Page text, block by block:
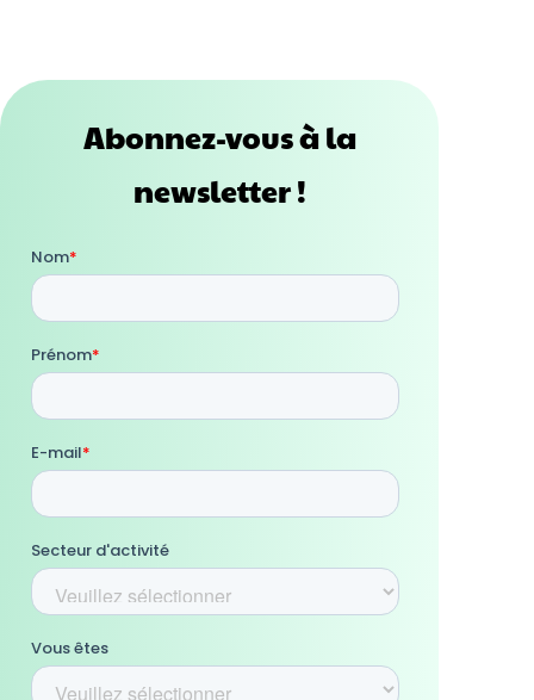
Abonnez-vous à la
newsletter !